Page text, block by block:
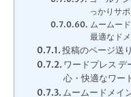
っかりサポ
ムームー
最適なド
投稿のページ送り
ワードプレス
心・快適なワー
ムームードメイ